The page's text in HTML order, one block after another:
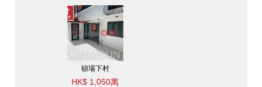
頓場下村
HK$ 1,050萬